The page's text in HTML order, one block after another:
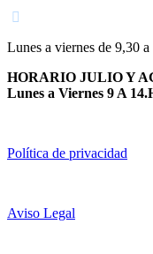
Lunes a viernes de 9,30
HORARIO JULIO Y
Lunes a Viernes 9 A
Política de privacidad
Aviso Legal